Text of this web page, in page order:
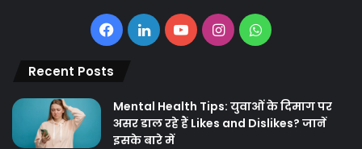
Facebook
LinkedInYouTubeInstagramWhatsApp
Recent Posts
Mental Health Tips: युवाओं के दिमाग पर
असर डाल रहे हैं Likes and Dislikes? जानें
इसके बारे में